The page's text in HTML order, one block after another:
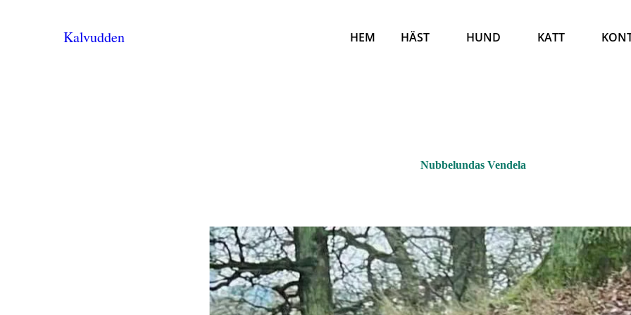
Kalvudden HEM HÄST HUND KATT
Nubbelundas Vendela